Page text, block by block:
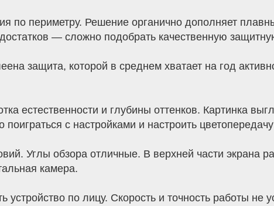
по периметру. Решение органично дополняет
— сложно подобрать качественную
защита, которой в среднем хватает на год
естественности и глубины оттенков. Картинка
с настройками и настроить
Углы обзора отличные. В верхней части экрана
камера.
устройство по лицу. Скорость и точность работы